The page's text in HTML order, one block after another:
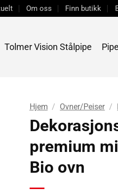
Om oss Finn butikk
Tolmer Vision Stålpipe
Hjem / Ovner/Peiser /
premium
Bio ovn